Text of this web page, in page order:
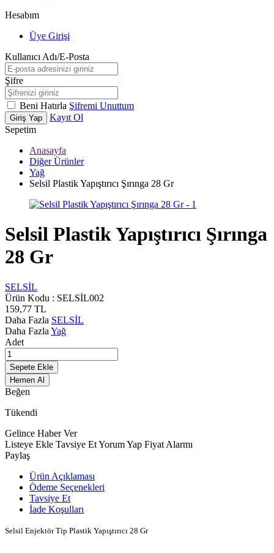
Hesabım
Üye Girişi
Kullanıcı Adı/E-Posta
Şifre
Beni Hatırla Şifremi Unuttum
Giriş Yap
Kayıt Ol
Sepetim
Anasayfa
Diğer Ürünler
Yağ
Selsil Plastik Yapıştırıcı Şırınga 28 Gr
Selsil Plastik Yapıştırıcı Şırınga
28 Gr
SELSİL
Ürün Kodu : SELSİL002
159,77 TL
Daha Fazla SELSİL
Daha Fazla Yağ
Adet
Sepete Ekle
Hemen Al
Beğen
Tükendi
Gelince Haber Ver
Listeye Ekle Tavsiye EtYorum Yap Fiyat Alarmı
Paylaş
Ürün Açıklaması
Ödeme Seçenekleri
Tavsiye Et
İade Koşulları
Selsil Enjektör Tip Plastik Yapıştırıcı 28 Gr